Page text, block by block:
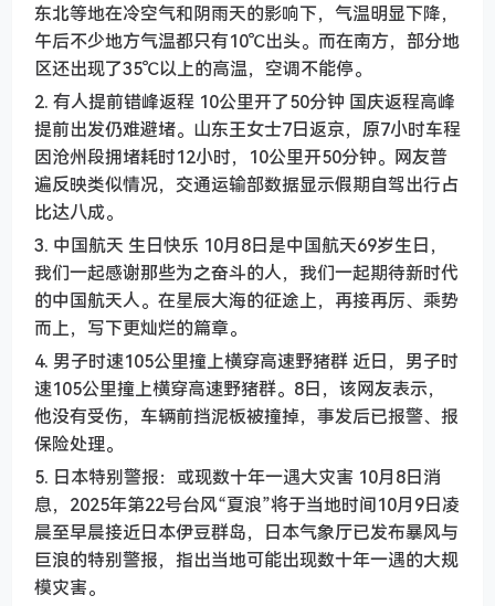
东北等地在冷空气和阴雨天的影响下，气温明显下降，
午后不少地方气温都只有10℃出头。而在南方，部分地
区还出现了35℃以上的高温，空调不能停。
2. 有人提前错峰返程 10公里开了50分钟 国庆返程高峰
提前出发仍难避堵。山东王女士7日返京，原7小时车程
因沧州段拥堵耗时12小时，10公里开50分钟。网友普
遍反映类似情况，交通运输部数据显示假期自驾出行占
比达八成。
3. 中国航天 生日快乐 10月8日是中国航天69岁生日，
我们一起感谢那些为之奋斗的人，我们一起期待新时代
的中国航天人。在星辰大海的征途上，再接再厉、乘势
而上，写下更灿烂的篇章。
4. 男子时速105公里撞上横穿高速野猪群 近日，男子时
速105公里撞上横穿高速野猪群。8日，该网友表示，
他没有受伤，车辆前挡泥板被撞掉，事发后已报警、报
保险处理。
5. 日本特别警报：或现数十年一遇大灾害 10月8日消
息，2025年第22号台风“夏浪”将于当地时间10月9日凌
晨至早晨接近日本伊豆群岛，日本气象厅已发布暴风与
巨浪的特别警报，指出当地可能出现数十年一遇的大规
模灾害。